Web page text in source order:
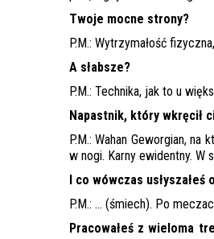
Twoje mocne strony?
P.M.: Wytrzymałość
A słabsze?
P.M.: Technika, jak to u
Napastnik, który wkręcił
P.M.: Wahan Geworgian,
w nogi. Karny ewidentny. W
I co wówczas usłyszałeś
P.M.: … (śmiech). Po
Pracowałeś z wieloma